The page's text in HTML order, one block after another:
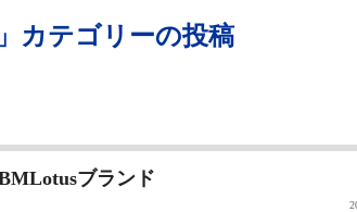
カテゴリーの投稿
ブランド